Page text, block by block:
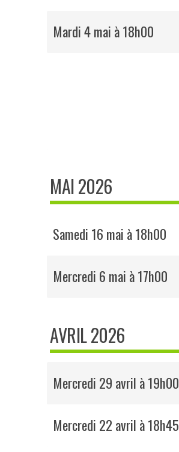
Mardi 4 mai à 18h00
MAI 2026
Samedi 16 mai à 18h00
Mercredi 6 mai à 17h00
AVRIL 2026
Mercredi 29 avril à 19h00
Mercredi 22 avril à 18h45